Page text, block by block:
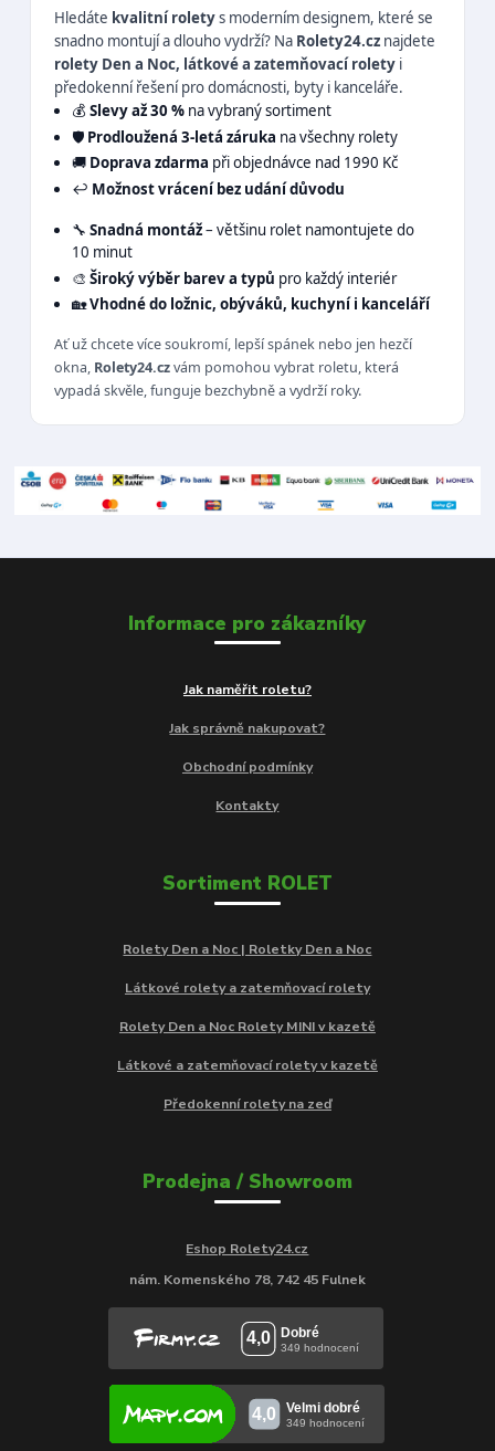
Hledáte kvalitní roletys moderním designem, které se
snadno montují a dlouho vydrží? Na Rolety24.cz najdete
rolety Den a Noc, látkové a zatemňovací rolety i
předokenní řešení pro domácnosti, byty i kanceláře.
💰 Slevy až 30 %na vybraný sortiment
🛡️ Prodloužená 3-letá záruka na všechny rolety
🚚 Doprava zdarma při objednávce nad 1990 Kč
↩️ Možnost vrácení bez udání důvodu
🔧 Snadná montáž– většinu rolet namontujete do
10 minut
🎨 Široký výběr barev a typů pro každý interiér
🏡Vhodné do ložnic, obýváků, kuchyní i kanceláří
Ať už chcete více soukromí, lepší spánek nebo jen hezčí
okna, Rolety24.czvám pomohou vybrat roletu, která
vypadá skvěle, funguje bezchybně a vydrží roky.
Informace pro zákazníky
Jak naměřit roletu?
Jak správně nakupovat?
Obchodní podmínky
Kontakty
Sortiment ROLET
Rolety Den a Noc | Roletky Den a Noc
Látkové rolety a zatemňovací rolety
Rolety Den a Noc Rolety MINI v kazetě
Látkové a zatemňovací rolety v kazetě
Předokenní rolety na zeď
Prodejna / Showroom
Eshop Rolety24.cz
nám. Komenského 78, 742 45 Fulnek